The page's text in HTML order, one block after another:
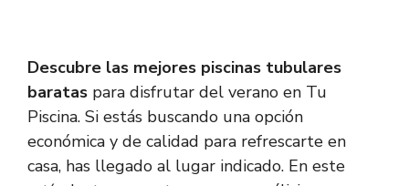
Descubre las mejores piscinas tubulares
baratas para disfrutar del verano en Tu
Piscina. Si estás buscando una opción
económica y de calidad para refrescarte en
casa, has llegado al lugar indicado. En este